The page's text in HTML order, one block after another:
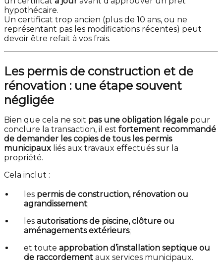
hypothécaire.
Un certificat trop ancien (plus de 10 ans, ou ne
représentant pas les modifications récentes) peut
devoir être refait à vos frais.
Les permis de construction et de
rénovation : une étape souvent
négligée
Bien que cela ne soit pas une obligation légale pour
conclure la transaction, il est fortement recommandé
de demander les copies de tous les permis
municipaux liés aux travaux effectués sur la
propriété.
Cela inclut :
les permis de construction, rénovation ou
agrandissement;
les autorisations de piscine, clôture ou
aménagements extérieurs;
et toute approbation d’installation septique ou
de raccordement aux services municipaux.